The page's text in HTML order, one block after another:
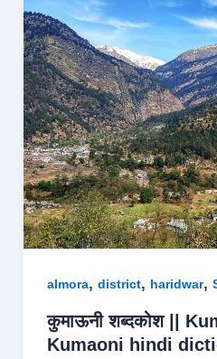
almora, district, haridwar,
कुमाऊनी शब्दकोश ||
Kumaoni hindi